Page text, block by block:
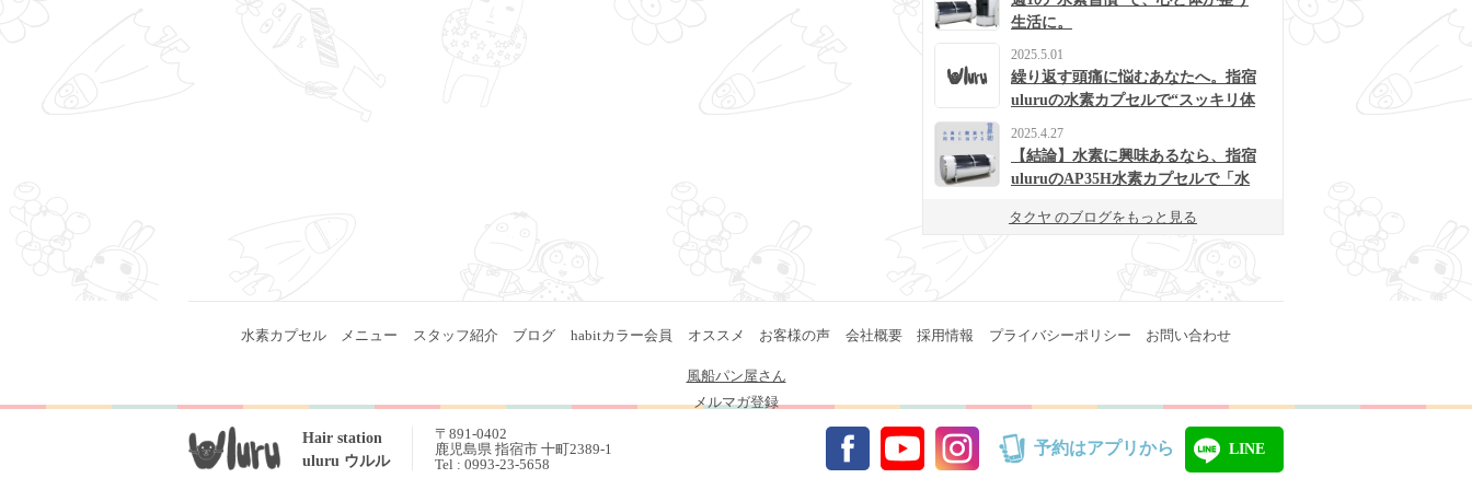
生活に。
2025.5.01
繰り返す頭痛に悩むあなたへ。指宿
uluruの水素カプセルで“スッキリ体
2025.4.27
【結論】水素に興味あるなら、指宿
uluruのAP35H水素カプセルで「水
タクヤ のブログをもっと見る
水素カプセル メニュー スタッフ紹介 ブログ habitカラー会員 オススメ お客様の声 会社概要 採用情報 プライバシーポリシー お問い合わせ
メルマガ登録
風船パン屋さん
Hair station
uluru ウルル
〒891-0402
鹿児島県 指宿市 十町2389-1
Tel : 0993-23-5658
予約はアプリから LINE